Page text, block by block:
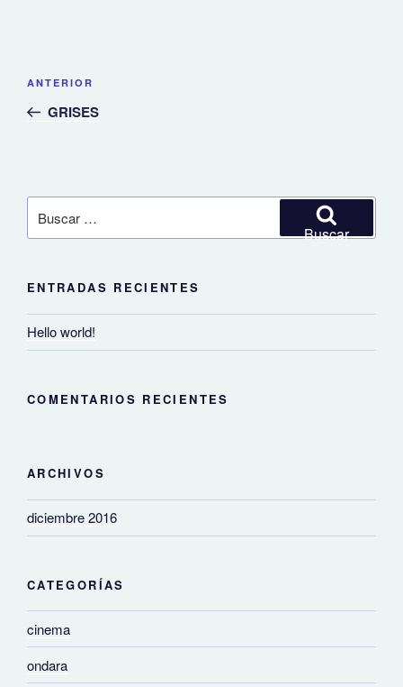
entradas
Entrada
anterior:
ANTERIOR
GRISES
por:
Buscar
ENTRADAS RECIENTES
Hello world!
COMENTARIOS RECIENTES
ARCHIVOS
diciembre 2016
CATEGORÍAS
cinema
ondara